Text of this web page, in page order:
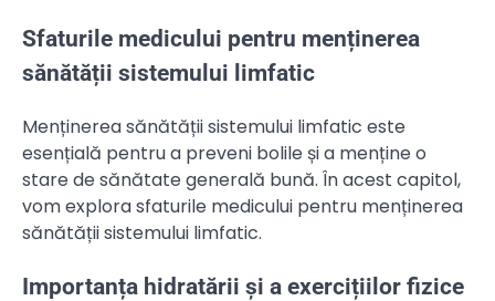
Sfaturile medicului pentru menținerea
sănătății sistemului limfatic
Menținerea sănătății sistemului limfatic este
esențială pentru a preveni bolile și a menține o
stare de sănătate generală bună. În acest capitol,
vom explora sfaturile medicului pentru menținerea
sănătății sistemului limfatic.
Importanța hidratării și a exercițiilor fizice